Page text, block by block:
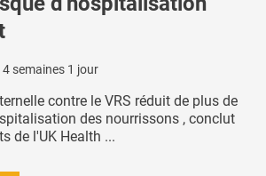
4 semaines 1 jour
contre le VRS réduit de plus de
des nourrissons , conclut
de l'UK Health ...